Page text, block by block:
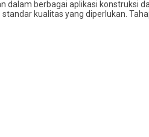
berbagai aplikasi konstruksi
kualitas yang diperlukan.